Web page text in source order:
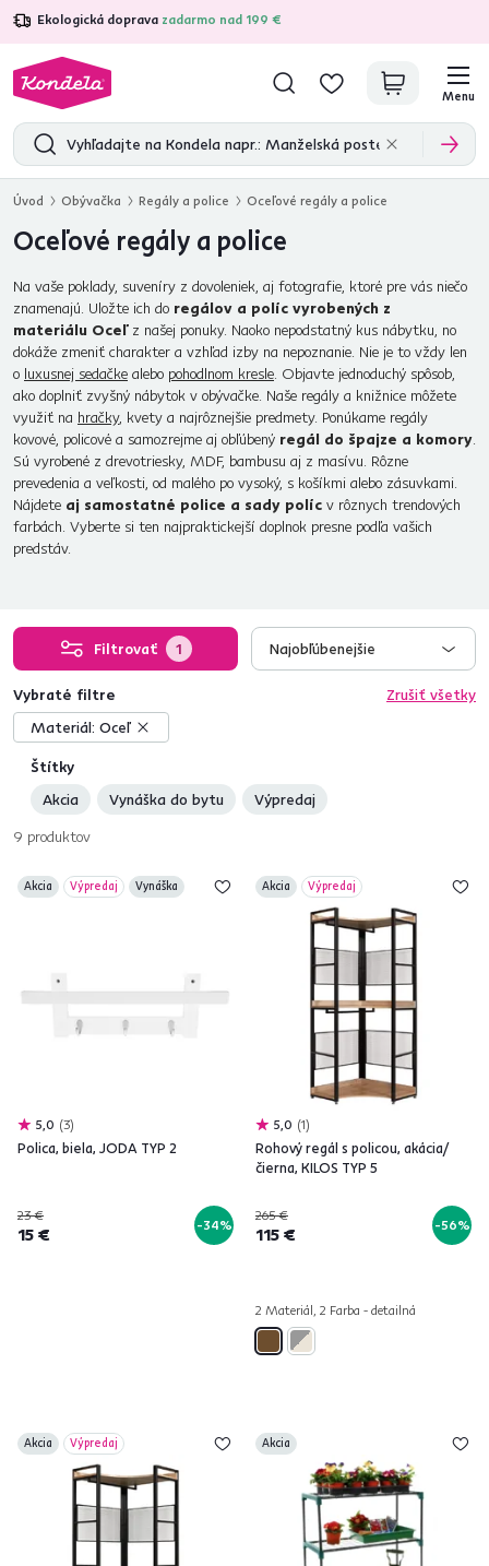
Ekologická doprava zadarmo nad 199 €
4,7 31 285overených produktových recenzií
Menu
Úvod Obývačka Regály a police Oceľové regály a police
Oceľové regály a police
Na vaše poklady, suveníry z dovoleniek, aj fotografie, ktoré pre vás niečo
znamenajú. Uložte ich do regálov a políc vyrobených z
materiálu Oceľz našej ponuky. Naoko nepodstatný kus nábytku, no
dokáže zmeniť charakter a vzhľad izby na nepoznanie. Nie je to vždy len
o luxusnej sedačke alebo pohodlnom kresle. Objavte jednoduchý spôsob,
ako doplniť zvyšný nábytok v obývačke. Naše regály a knižnice môžete
využiť na hračky, kvety a najrôznejšie predmety. Ponúkame regály
kovové, policové a samozrejme aj obľúbený regál do špajze a komory.
Sú vyrobené z drevotriesky, MDF, bambusu aj z masívu. Rôzne
prevedenia a veľkosti, od malého po vysoký, s košíkmi alebo zásuvkami.
Nájdete aj samostatné police a sady políc v rôznych trendových
farbách. Vyberte si ten najpraktickejší doplnok presne podľa vašich
predstáv.
Filtrovať 1 Najobľúbenejšie
Štítky
Akcia
Vynáška do bytu Výpredaj
Vybraté filtre
Zrušiť všetky
Materiál: Oceľ
9 produktov
Akcia Výpredaj Vynáška
5,0 3
Polica, biela, JODA TYP 2
23 €
15 € -34%
Akcia Výpredaj
5,0 1
Rohový regál s policou, akácia/
čierna, KILOS TYP 5
265 €
115 € -56%
2 Materiál, 2 Farba - detailná
Akcia Výpredaj Akcia